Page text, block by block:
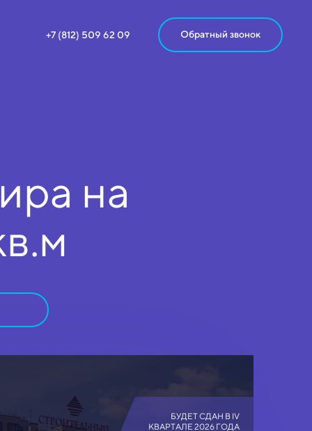
+7 (812) 509 62 09 Обратный звонок
на
БУДЕТ СДАН В IV
КВАРТАЛЕ 2026 ГОДА